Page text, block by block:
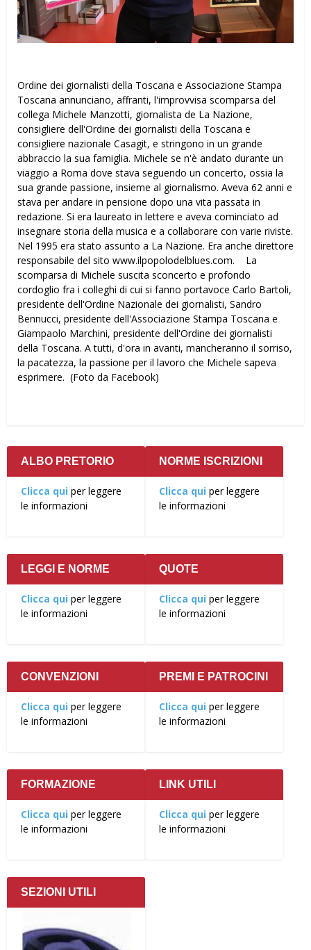
Ordine dei giornalisti della Toscana e Associazione Stampa
Toscana annunciano, affranti, l'improvvisa scomparsa del
collega Michele Manzotti, giornalista de La Nazione,
consigliere dell'Ordine dei giornalisti della Toscana e
consigliere nazionale Casagit, e stringono in un grande
abbraccio la sua famiglia. Michele se n'è andato durante un
viaggio a Roma dove stava seguendo un concerto, ossia la
sua grande passione, insieme al giornalismo. Aveva 62 anni e
stava per andare in pensione dopo una vita passata in
redazione. Si era laureato in lettere e aveva cominciato ad
insegnare storia della musica e a collaborare con varie riviste.
Nel 1995 era stato assunto a La Nazione. Era anche direttore
responsabile del sito www.ilpopolodelblues.com. La
scomparsa di Michele suscita sconcerto e profondo
cordoglio fra i colleghi di cui si fanno portavoce Carlo Bartoli,
presidente dell'Ordine Nazionale dei giornalisti, Sandro
Bennucci, presidente dell'Associazione Stampa Toscana e
Giampaolo Marchini, presidente dell'Ordine dei giornalisti
della Toscana. A tutti, d'ora in avanti, mancheranno il sorriso,
la pacatezza, la passione per il lavoro che Michele sapeva
esprimere. (Foto da Facebook)
ALBO PRETORIO
Clicca qui per leggere
le informazioni
NORME ISCRIZIONI
Clicca qui per leggere
le informazioni
LEGGI E NORME
Clicca qui per leggere
le informazioni
QUOTE
Clicca qui per leggere
le informazioni
CONVENZIONI
Clicca qui per leggere
le informazioni
PREMI E PATROCINI
Clicca qui per leggere
le informazioni
FORMAZIONE
Clicca qui per leggere
le informazioni
LINK UTILI
Clicca qui per leggere
le informazioni
SEZIONI UTILI